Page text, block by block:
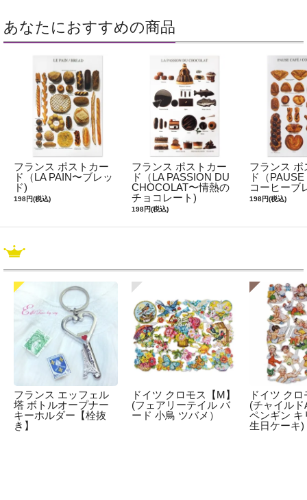
あなたにおすすめの商品
フランス ポストカー
ド（LA PAIN〜ブレッ
ド)
198円(税込)
フランス ポストカー
ド（LA PASSION DU
CHOCOLAT〜情熱の
チョコレート)
198円(税込)
フランス ポ
ド（
コーヒーブ
198円(税込)
フランス エッフェル
塔 ボトルオープナー
キーホルダー【栓抜
き】
ドイツ クロモス【M】
(フェアリーテイル バ
ード 小鳥 ツバメ）
ドイツ ク
(チャイルド
ペンギン キ
生日ケーキ)